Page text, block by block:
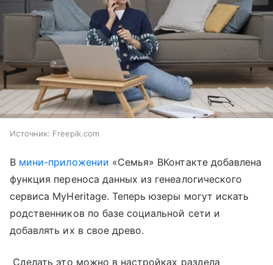
Источник: Freepik.com
В мини-приложении «Семья» ВКонтакте добавлена
функция переноса данных из генеалогического
сервиса MyHeritage. Теперь юзеры могут искать
родственников по базе социальной сети и
добавлять их в свое древо.
Сделать это можно в настройках раздела